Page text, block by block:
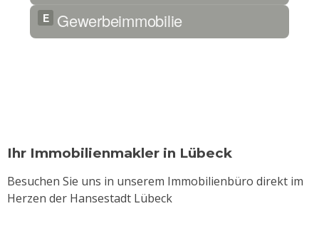
Ihr Immobilienmakler in Lübeck
Besuchen Sie uns in unserem Immobilienbüro direkt im
Herzen der Hansestadt Lübeck